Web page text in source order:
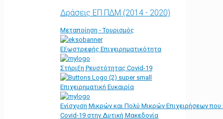
Δράσεις ΕΠ ΠΔΜ (2014 - 2020)
Μεταποίηση - Τουρισμός
Εξωστρεφής Επιχειρηματικότητα
Στήριξη Ρευστότητας Covid-19
Επιχειρηματική Ευκαιρία
Ενίσχυση Μικρών και Πολύ Μικρών Επιχειρήσεων
Covid-19 στην Δυτική Μακεδονία